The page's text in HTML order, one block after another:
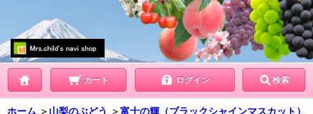
カート ログイン 検索
ホーム ＞ 山梨のぶどう ＞富士の輝（ブラックシャインマスカット）